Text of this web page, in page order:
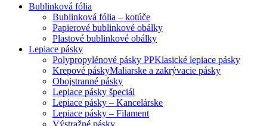
Bublinková fólia
Bublinková fólia – kotúče
Papierové bublinkové obálky
Plastové bublinkové obálky
Lepiace pásky
Polypropylénové pásky PPKlasické lepiace pásky
Krepové páskyMaliarske a zakrývacie pásky
Obojstranné pásky
Lepiace pásky špeciál
Lepiace pásky – Kancelárske
Lepiace pásky – Filament
Výstražné pásky